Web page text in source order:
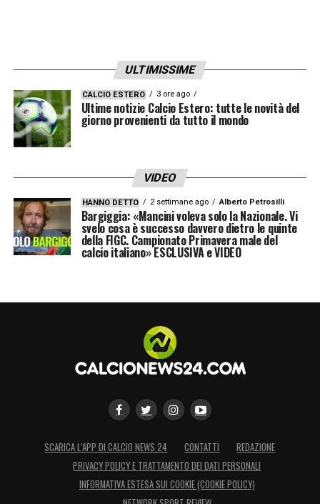
ULTIMISSIME
CALCIO ESTERO 3 ore ago
Ultime notizie Calcio Estero: tutte le novità del
giorno provenienti da tutto il mondo
VIDEO
HANNO DETTO 2 settimane ago Alberto Petrosilli
Bargiggia: «Mancini voleva solo la Nazionale. Vi
svelo cosa è successo davvero dietro le quinte
della FIGC. Campionato Primavera male del
calcio italiano» ESCLUSIVA e VIDEO
SCARICA L’APP DI CALCIO NEWS 24 CONTATTI
REDAZIONE
PRIVACY POLICY E TRATTAMENTO DEI DATI PERSONALI
INFORMATIVA ESTESA SUI COOKIE (COOKIE POLICY)